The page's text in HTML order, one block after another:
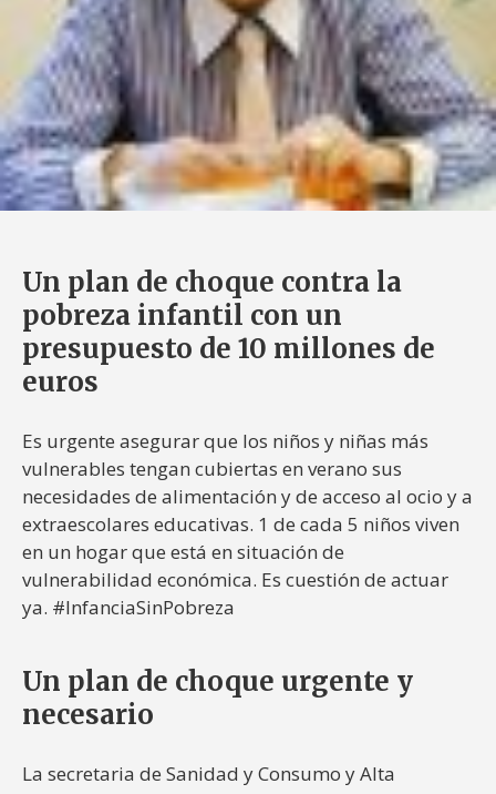
Un plan de choque contra la
pobreza infantil con un
presupuesto de 10 millones de
euros
Es urgente asegurar que los niños y niñas más
vulnerables tengan cubiertas en verano sus
necesidades de alimentación y de acceso al ocio y a
extraescolares educativas. 1 de cada 5 niños viven
en un hogar que está en situación de
vulnerabilidad económica. Es cuestión de actuar
ya. #InfanciaSinPobreza
Un plan de choque urgente y
necesario
La secretaria de Sanidad y Consumo y Alta